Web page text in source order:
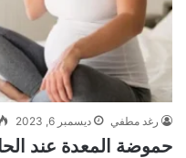
رغد مطفي ديسمبر 6, 2023
حموضة المعدة عند